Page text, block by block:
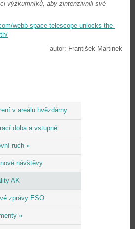
v areálu hvězdárny
doba a vstupné
ruch »
návštěvy
AK
zprávy ESO
»
výzkumníků, aby zintenzivnili své
webb-space-telescope-unlocks-the-
autor: František Martinek